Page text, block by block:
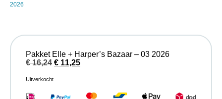
2026
Pakket Elle + Harper’s Bazaar – 03 2026
€16,24 € 11,25
Uitverkocht